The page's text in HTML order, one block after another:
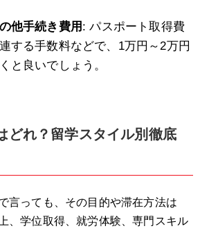
他手続き費用 : パスポート取得費
する手数料などで、1万円～2万円
と良いでしょう。
どれ？留学スタイル別徹底
言っても、その目的や滞在方法は
、学位取得、就労体験、専門スキル